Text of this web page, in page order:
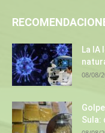
La IA
08/08/
Sula: